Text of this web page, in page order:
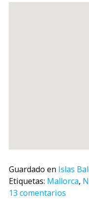
Guardado en Islas
Etiquetas: Mallorca,
13 comentarios